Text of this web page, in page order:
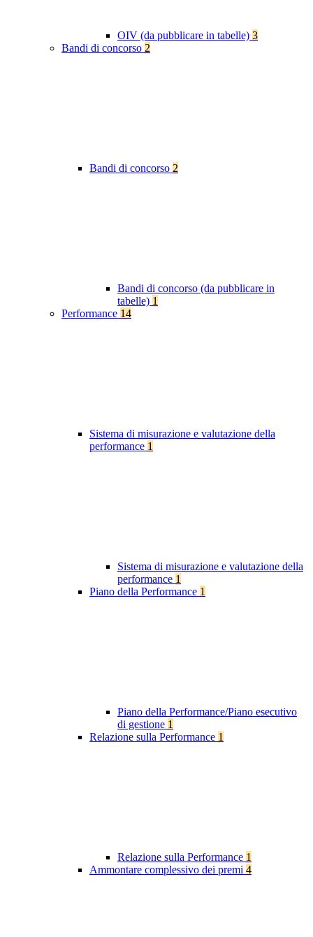
OIV (da pubblicare in tabelle) 3
Bandi di concorso 2
Bandi di concorso 2
Bandi di concorso (da pubblicare in
tabelle) 1
Performance 14
Sistema di misurazione e valutazione della
performance 1
Sistema di misurazione e valutazione della
performance 1
Piano della Performance 1
Piano della Performance/Piano esecutivo
di gestione 1
Relazione sulla Performance 1
Relazione sulla Performance 1
Ammontare complessivo dei premi 4